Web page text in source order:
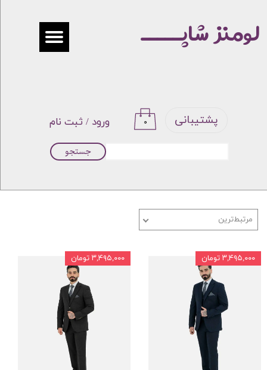
ورود / ثبت نام
حساب کاربری من
خروج از حساب کاربری
۰ پشتیبانی
جستجو
لومنز شاپـــــ
مرتبط‌ترین
۳,۴۹۵,۰۰۰ تومان ۳,۴۹۵,۰۰۰ تومان